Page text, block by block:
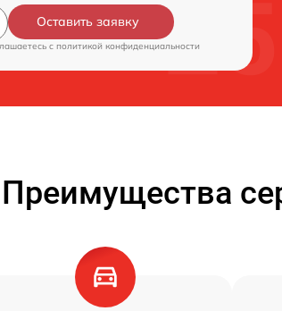
Оставить заявку
c политикой конфиденциальности
Преимущества